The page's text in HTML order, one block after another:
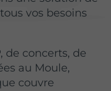
vos besoins
de concerts, de
au Moule,
couvre